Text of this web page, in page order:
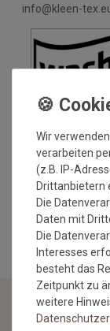
info@kleen-
MEHR
Wir
verarbeiten
(z.B. IP-
Drittanbietern
Die
Daten mit
Die
Interesses
besteht das
Zeitpunkt zu
weitere